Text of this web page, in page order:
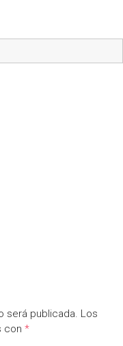
será publicada. Los
con *